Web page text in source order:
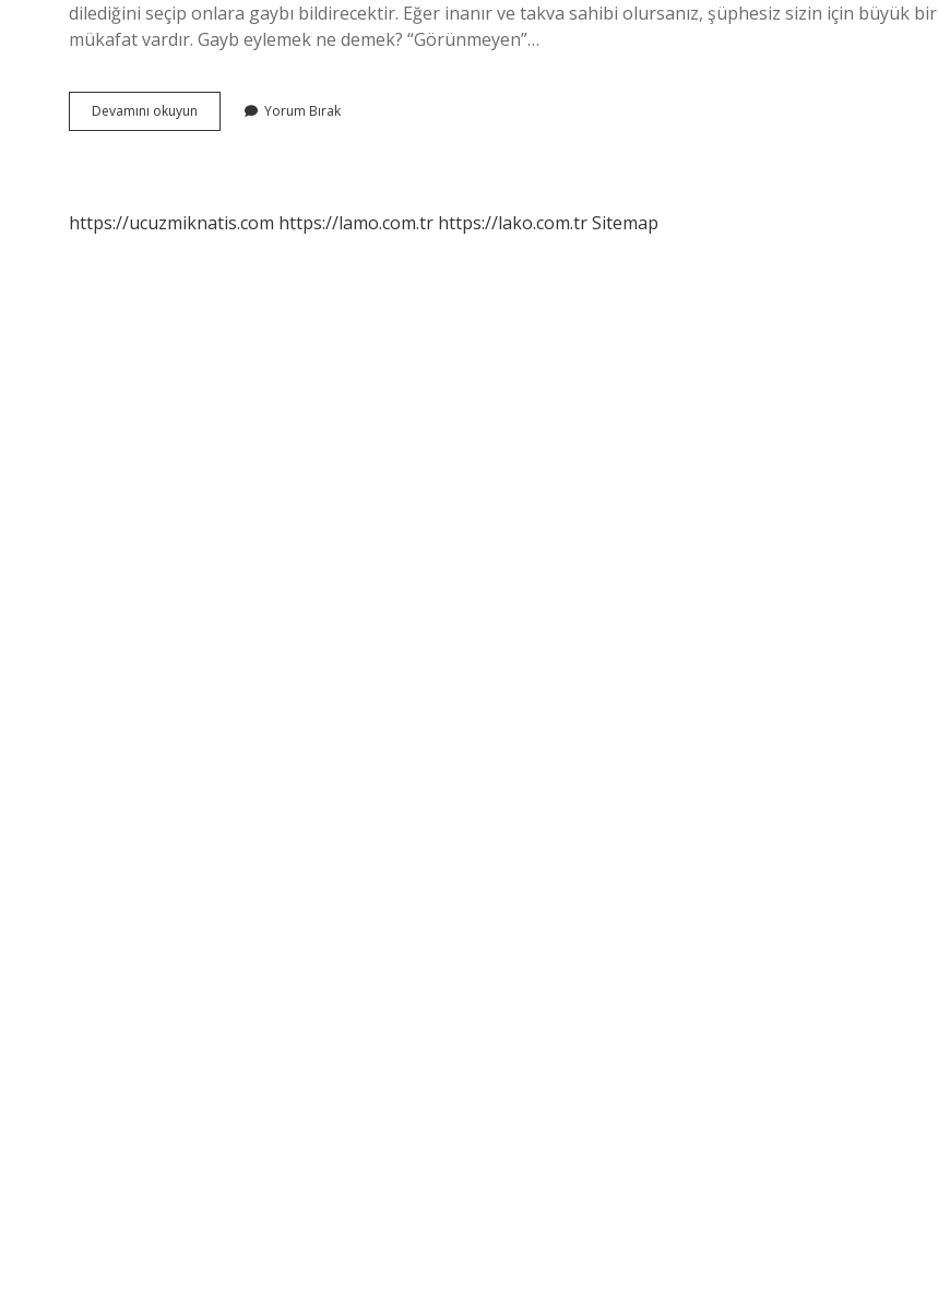
dilediğini seçip onlara gaybı bildirecektir. Eğer inanır ve takva sahibi olursanız, şüphesiz sizin için büyük bir
mükafat vardır. Gayb eylemek ne demek? “Görünmeyen”…
Devamını okuyun
Oldu
Yorum Bırak
https://ucuzmiknatis.com https://lamo.com.tr https://lako.com.trSitemap